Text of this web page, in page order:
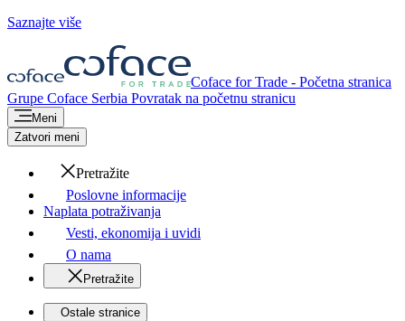
Saznajte više
Coface for Trade - Početna stranica
Grupe Coface Serbia Povratak na početnu stranicu
Meni
Zatvori meni
Pretražite
Poslovne informacije
Naplata potraživanja
Vesti, ekonomija i uvidi
O nama
Pretražite
Ostale stranice